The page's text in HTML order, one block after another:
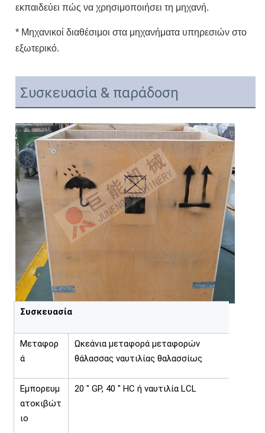
εκπαιδεύει πώς να χρησιμοποιήσει τη μηχανή.
* Μηχανικοί διαθέσιμοι στα μηχανήματα υπηρεσιών στο
εξωτερικό.
Συσκευασία & παράδοση
Συσκευασία
Μεταφορ
ά
Ωκεάνια μεταφορά μεταφορών
θάλασσας ναυτιλίας θαλασσίως
Εμπορευμ
ατοκιβώτ
ιο
20 " GP, 40 " HC ή ναυτιλία LCL